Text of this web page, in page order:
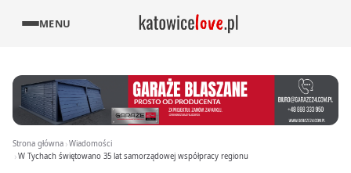
MENU
Strona główna Wiadomości
W Tychach świętowano 35 lat samorządowej współpracy regionu